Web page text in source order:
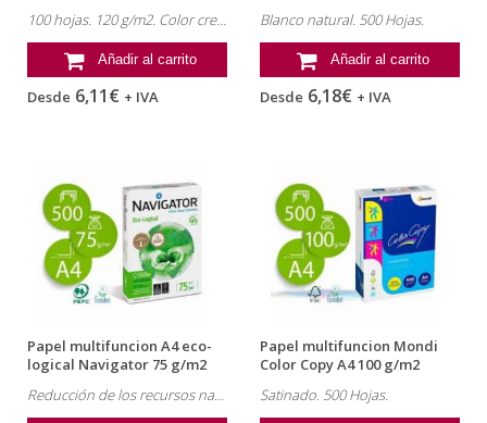
100 hojas. 120 g/m2. Color crema.
Añadir al carrito
Desde 6,11€ + IVA
Blanco natural. 500 Hojas.
Añadir al carrito
Desde 6,18€ + IVA
Papel multifuncion A4 eco-
logical Navigator 75 g/m2
Reducción de los recursos naturales utilizados en su producción.
Papel multifuncion Mondi
Color Copy A4 100 g/m2
Satinado. 500 Hojas.